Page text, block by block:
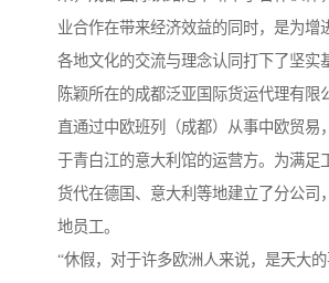
业合作在带来经济效益的同时，是为增
各地文化的交流与理念认同打下了坚实
陈颖所在的成都泛亚国际货运代理有限
直通过中欧班列（成都）从事中欧贸易
于青白江的意大利馆的运营方。为满足
货代在德国、意大利等地建立了分公司
地员工。
“休假，对于许多欧洲人来说，是天大